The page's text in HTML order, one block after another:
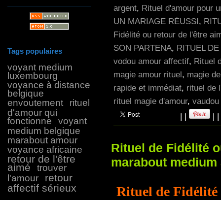
Tags populaires
voyant medium
luxembourg
voyance à distance
belgique
envoutement
rituel
d'amour qui
fonctionne
voyant
medium belgique
marabout amour
voyance africaine
retour de l'être
aimé
trouver
l'amour
retour
affectif sérieux
argent, Rituel d'amour pour
UN MARIAGE RÉUSSI,
Fidélité ou retour de l'être
SON PARTENA, RITUEL
vodou amour affectif, Rituel
magie amour rituel, magie
rapide et immédiat, rituel de
rituel magie d'amour,
| | | |
Rituel de Fidélité
marabout
Rituel de